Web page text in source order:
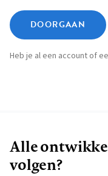
DOORGAAN
Heb je al een account of
Alle
volgen?